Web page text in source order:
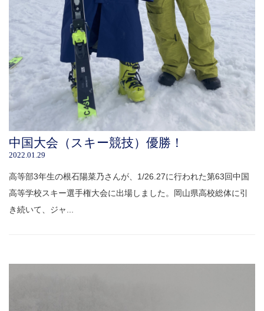
中国大会（スキー競技）優勝！
2022.01.29
高等部3年生の根石陽菜乃さんが、1/26.27に行われた第63回中国
高等学校スキー選手権大会に出場しました。岡山県高校総体に引
き続いて、ジャ...